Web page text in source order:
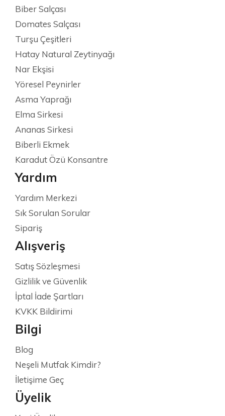
Biber Salçası
Domates Salçası
Turşu Çeşitleri
Hatay Natural Zeytinyağı
Nar Ekşisi
Yöresel Peynirler
Asma Yaprağı
Elma Sirkesi
Ananas Sirkesi
Biberli Ekmek
Karadut Özü Konsantre
Yardım
Yardım Merkezi
Sık Sorulan Sorular
Sipariş
Alışveriş
Satış Sözleşmesi
Gizlilik ve Güvenlik
İptal İade Şartları
KVKK Bildirimi
Bilgi
Blog
Neşeli Mutfak Kimdir?
İletişime Geç
Üyelik